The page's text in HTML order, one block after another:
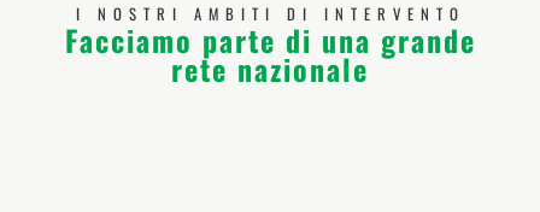
I NOSTRI AMBITI DI INTERVENTO
Facciamo parte di una grande
rete nazionale